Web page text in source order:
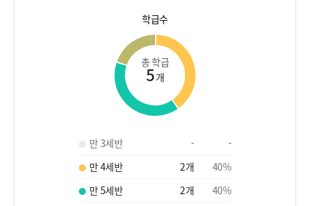
학급수
총 학급
5개
만 3세반 -
-
만 4세반
2개 40%
만 5세반
2개 40%